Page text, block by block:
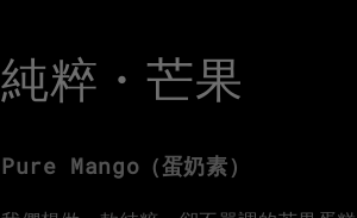
純粹・芒果
Pure Mango（蛋奶素）